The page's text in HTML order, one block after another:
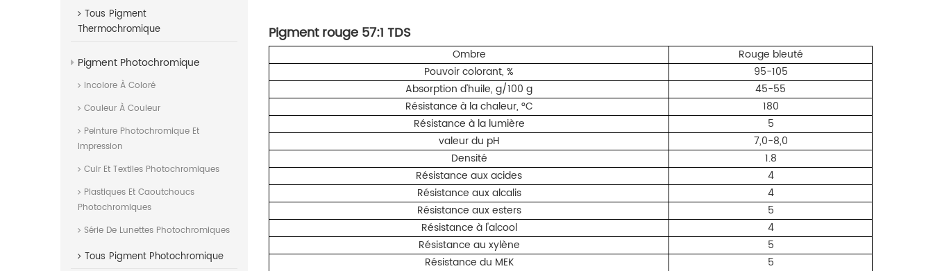
Pigment rouge 57:1 TDS
Ombre
Rouge bleuté
Pouvoir colorant, %
95-105
Absorption d'huile, g/100 g
45-55
Résistance à la chaleur, °C
180
Résistance à la lumière
5
valeur du pH
7,0-8,0
Densité
1.8
Résistance aux acides
4
Résistance aux alcalis
4
Résistance aux esters
5
Résistance à l'alcool
4
Résistance au xylène
5
Résistance du MEK
5
Tous Pigment
Thermochromique
Pigment Photochromique
Incolore À Coloré
Couleur À Couleur
Peinture Photochromique Et
Impression
Cuir Et Textiles Photochromiques
Plastiques Et Caoutchoucs
Photochromiques
Série De Lunettes Photochromiques
Tous Pigment Photochromique